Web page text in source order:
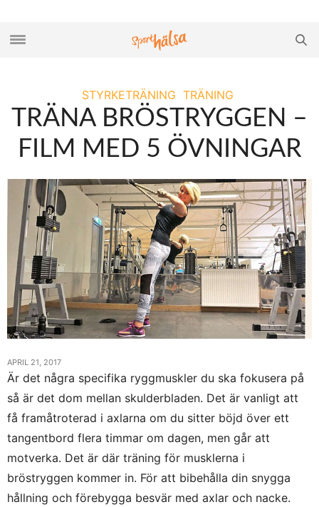
STYRKETRÄNING TRÄNING
TRÄNA BRÖSTRYGGEN –
FILM MED 5 ÖVNINGAR
APRIL 21, 2017
Är det några specifika ryggmuskler du ska fokusera på
så är det dom mellan skulderbladen. Det är vanligt att
få framåtroterad i axlarna om du sitter böjd över ett
tangentbord flera timmar om dagen, men går att
motverka. Det är där träning för musklerna i
bröstryggen kommer in. För att bibehålla din snygga
hållning och förebygga besvär med axlar och nacke.